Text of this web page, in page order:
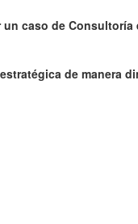
caso de Consultoría
de manera